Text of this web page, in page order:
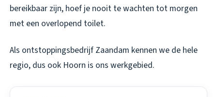
bereikbaar zijn, hoef je nooit te wachten tot morgen
met een overlopend toilet.
Als ontstoppingsbedrijf Zaandam kennen we de hele
regio, dus ook Hoorn is ons werkgebied.